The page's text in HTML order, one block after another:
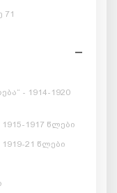
71
- 1914-1920
1917 წლები
21 წლები